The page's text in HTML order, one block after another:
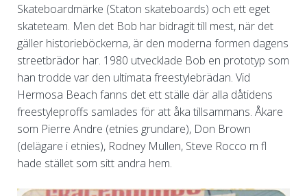
Skateboardmärke (Staton skateboards) och ett eget
skateteam. Men det Bob har bidragit till mest, när det
gäller historieböckerna, är den moderna formen dagens
streetbrädor har. 1980 utvecklade Bob en prototyp som
han trodde var den ultimata freestylebrädan. Vid
Hermosa Beach fanns det ett ställe där alla dåtidens
freestyleproffs samlades för att åka tillsammans. Åkare
som Pierre Andre (etnies grundare), Don Brown
(delägare i etnies), Rodney Mullen, Steve Rocco m fl
hade stället som sitt andra hem.